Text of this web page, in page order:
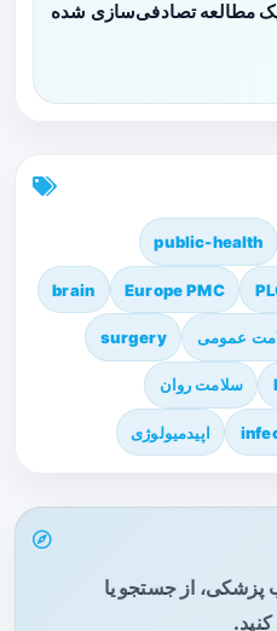
یک مطالعه تصادفی‌سازی شده
public-health
Europe PMC
brain
عمومی surgery
سلامت روان
اپیدمیولوژی
پزشکی، از جستجو یا